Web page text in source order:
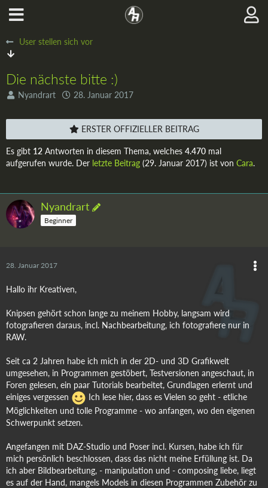
User stellen sich vor
Die nächste bitte :)
Nyandrart 28. Januar 2017
ERSTER OFFIZIELLER BEITRAG
Es gibt 12 Antworten in diesem Thema, welches 4.470 mal
aufgerufen wurde. Der letzte Beitrag (29. Januar 2017) ist von Cara.
Nyandrart
Beginner
28. Januar 2017
Hallo ihr Kreativen,
Knipsen gehört schon lange zu meinem Hobby, langsam wird
fotografieren daraus, incl. Nachbearbeitung, ich fotografiere nur in
RAW.
Seit ca 2 Jahren habe ich mich in der 2D- und 3D Grafikwelt
umgesehen, in Programmen gestöbert, Testversionen angeschaut, in
Foren gelesen, ein paar Tutorials bearbeitet, Grundlagen erlernt und
einiges vergessen
Ich lese hier, dass es Vielen so geht - etliche
Möglichkeiten und tolle Programme - wo anfangen, wo den eigenen
Schwerpunkt setzen.
Angefangen mit DAZ-Studio und Poser incl. Kursen, habe ich für
mich persönlich beschlossen, dass das nicht meine Erfüllung ist. Da
ich aber Bildbearbeitung, - manipulation und - composing liebe, liegt
es auf der Hand, mangels Models in diesen Programmen Zubehör zu